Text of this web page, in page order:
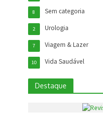
Sem categoria
8
Urologia
2
Viagem & Lazer
7
Vida Saudável
10
Destaque